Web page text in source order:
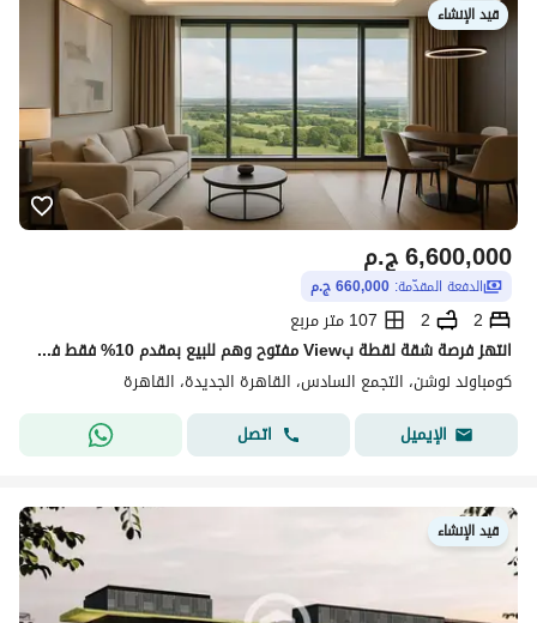
قيد الإنشاء
ج.م6,600,000
الدفعة المقدّمة: 660,000 ج.م
2
2
107 متر مربع
انتهز فرصة شقة لقطة بView مفتوح وهم للبيع بمقدم 10% فقط في ارقى كمبوند في التجمع
كومباوند نوشن، التجمع السادس، القاهرة الجديدة، القاهرة
الإيميل
اتصل
قيد الإنشاء